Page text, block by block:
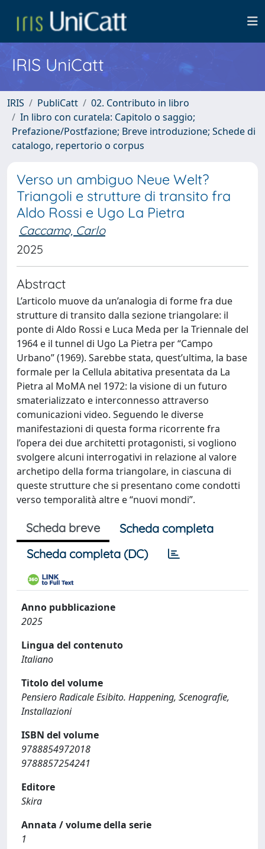
IRIS UniCatt
IRIS PubliCatt
02. Contributo in libro
In libro con curatela: Capitolo o saggio;
Prefazione/Postfazione; Breve introduzione; Schede di
catalogo, repertorio o corpus
Verso un ambiguo Neue Welt?
Triangoli e strutture di transito fra
Aldo Rossi e Ugo La Pietra
Caccamo, Carlo
2025
Abstract
L’articolo muove da un’analogia di forme fra due
strutture di transito dalla sezione triangolare: il
ponte di Aldo Rossi e Luca Meda per la Triennale del
1964 e il tunnel di Ugo La Pietra per “Campo
Urbano” (1969). Sarebbe stata, quest’ultima, la base
formale per la Cellula abitativa presentata da La
Pietra al MoMA nel 1972: la visione di un futuro
smaterializzato e interconnesso attraverso
comunicazioni video. Seguendo le diverse
manifestazioni di questa forma ricorrente fra
l’opera dei due architetti protagonisti, si vogliono
svolgere alcuni interrogativi in relazione al valore
archetipo della forma triangolare, in ciascuna di
queste strutture che si presentano come condotti
verso temporalità altre e “nuovi mondi”.
Scheda breve
Scheda completa
Scheda completa (DC)
Anno pubblicazione
2025
Lingua del contenuto
Italiano
Titolo del volume
Pensiero Radicale Esibito. Happening, Scenografie,
Installazioni
ISBN del volume
9788854972018
9788857254241
Editore
Skira
Annata / volume della serie
1